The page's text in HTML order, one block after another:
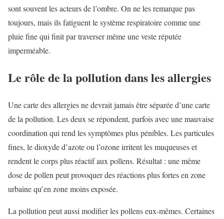
sont souvent les acteurs de l’ombre. On ne les remarque pas
toujours, mais ils fatiguent le système respiratoire comme une
pluie fine qui finit par traverser même une veste réputée
imperméable.
Le rôle de la pollution dans les allergies
Une carte des allergies ne devrait jamais être séparée d’une carte
de la pollution. Les deux se répondent, parfois avec une mauvaise
coordination qui rend les symptômes plus pénibles. Les particules
fines, le dioxyde d’azote ou l’ozone irritent les muqueuses et
rendent le corps plus réactif aux pollens. Résultat : une même
dose de pollen peut provoquer des réactions plus fortes en zone
urbaine qu’en zone moins exposée.
La pollution peut aussi modifier les pollens eux-mêmes. Certaines